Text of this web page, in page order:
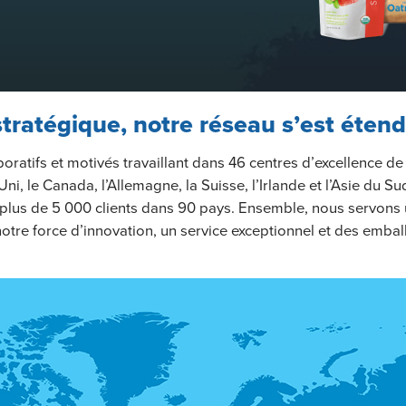
notre réseau s’est
et motivés travaillant dans 46 centres d’excellence
le Canada, l’Allemagne, la Suisse, l’Irlande et l’Asie du
de 5 000 clients dans 90 pays. Ensemble, nous
force d’innovation, un service exceptionnel et des